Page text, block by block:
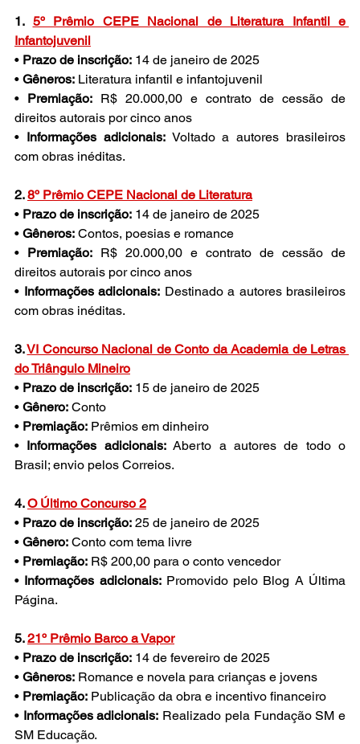
1. 5º Prêmio CEPE Nacional de Literatura Infantil e
Infantojuvenil
• Prazo de inscrição: 14 de janeiro de 2025
• Gêneros: Literatura infantil e infantojuvenil
• Premiação: R$ 20.000,00 e contrato de cessão de
direitos autorais por cinco anos
• Informações adicionais: Voltado a autores brasileiros
com obras inéditas.
2. 8º Prêmio CEPE Nacional de Literatura
• Prazo de inscrição: 14 de janeiro de 2025
• Gêneros: Contos, poesias e romance
• Premiação: R$ 20.000,00 e contrato de cessão de
direitos autorais por cinco anos
• Informações adicionais: Destinado a autores brasileiros
com obras inéditas.
3. VI Concurso Nacional de Conto da Academia de Letras
do Triângulo Mineiro
• Prazo de inscrição: 15 de janeiro de 2025
• Gênero: Conto
• Premiação: Prêmios em dinheiro
• Informações adicionais: Aberto a autores de todo o
Brasil; envio pelos Correios.
4. O Último Concurso 2
• Prazo de inscrição: 25 de janeiro de 2025
• Gênero: Conto com tema livre
• Premiação: R$ 200,00 para o conto vencedor
• Informações adicionais: Promovido pelo Blog A Última
Página.
5. 21º Prêmio Barco a Vapor
• Prazo de inscrição: 14 de fevereiro de 2025
• Gêneros: Romance e novela para crianças e jovens
• Premiação: Publicação da obra e incentivo financeiro
• Informações adicionais: Realizado pela Fundação SM e
SM Educação.